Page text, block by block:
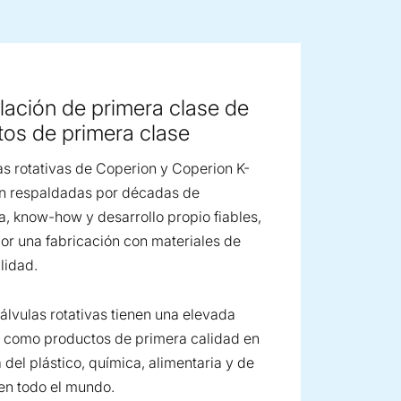
de primera clase de
de primera clase
rotativas de Coperion y Coperion K-
respaldadas por décadas de
know-how y desarrollo propio fiables,
una fabricación con materiales de
rotativas tienen una elevada
productos de primera calidad en
del plástico, química, alimentaria y de
todo el mundo.